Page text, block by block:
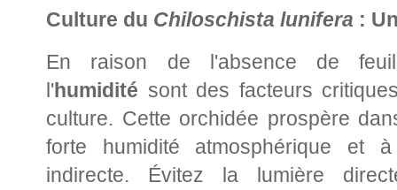
Culture du Chiloschista lunifera :
En raison de l'absence de
l'humidité sont des facteurs
culture. Cette orchidée prospère
forte humidité atmosphérique et
indirecte. Évitez la lumière